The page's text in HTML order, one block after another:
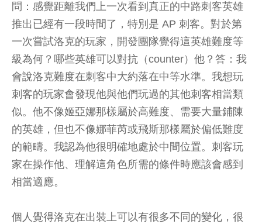
問：感覺距離我們上一次看到真正的中路刺客英雄
推出已經有一段時間了，特別是 AP 刺客。對於第
一次嘗試洛克的玩家，開發團隊覺得這英雄難度等
級為何？哪些英雄可以對抗（counter）他？答：我
會說洛克難度在刺客中大約落在中等水準。我想玩
刺客的玩家會發現他與他們玩過的其他刺客相當類
似。他不像姬亞娜那樣屬於高難度、需要大量鋪陳
的英雄，但也不像娜菲芮或飛斯那樣屬於偏低難度
的範疇。我認為他很明確地處於中間位置。刺客玩
家在操作他、理解這角色所需的條件時應該會感到
相當適應。
個人覺得洛克在出裝上可以有很多不同的變化，很